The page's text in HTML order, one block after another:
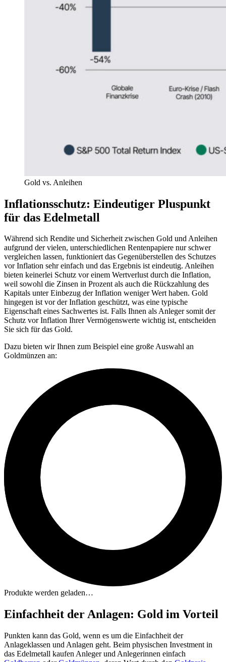
Gold vs. Anleihen
Inflationsschutz: Eindeutiger Pluspunkt
für das Edelmetall
Während sich Rendite und Sicherheit zwischen Gold und Anleihen
aufgrund der vielen, unterschiedlichen Rentenpapiere nur schwer
vergleichen lassen, funktioniert das Gegenüberstellen des Schutzes
vor Inflation sehr einfach und das Ergebnis ist eindeutig. Anleihen
bieten keinerlei Schutz vor einem Wertverlust durch die Inflation,
weil sowohl die Zinsen in Prozent als auch die Rückzahlung des
Kapitals unter Einbezug der Inflation weniger Wert haben. Gold
hingegen ist vor der Inflation geschützt, was eine typische
Eigenschaft eines Sachwertes ist. Falls Ihnen als Anleger somit der
Schutz vor Inflation Ihrer Vermögenswerte wichtig ist, entscheiden
Sie sich für das Gold.
Dazu bieten wir Ihnen zum Beispiel eine große Auswahl an
Goldmünzen an:
Produkte werden geladen…
Einfachheit der Anlagen: Gold im Vorteil
Punkten kann das Gold, wenn es um die Einfachheit der
Anlageklassen und Anlagen geht. Beim physischen Investment in
das Edelmetall kaufen Anleger und Anlegerinnen einfach